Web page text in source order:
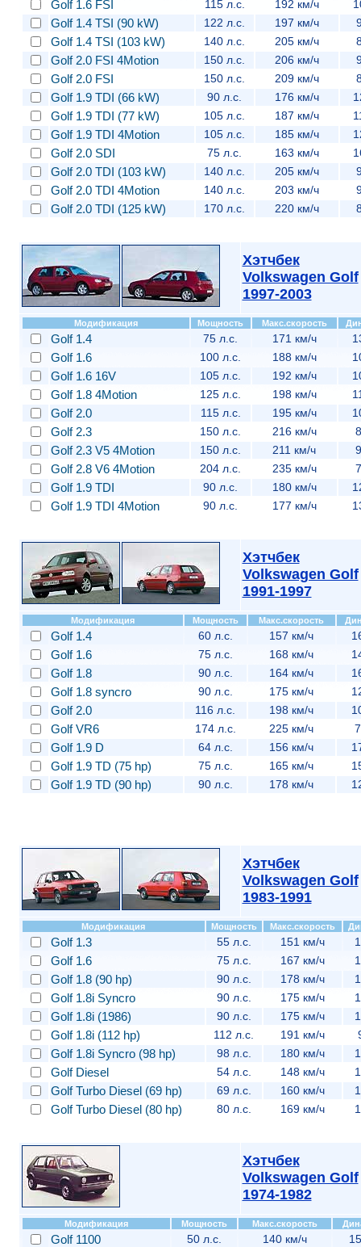
Golf 1.6 FSI 115 л.с. 192 км/ч
Golf 1.4 TSI (90 kW) 122 л.с. 197 км/ч
Golf 1.4 TSI (103 kW) 140 л.с. 205 км/ч
Golf 2.0 FSI 4Motion 150 л.с. 206 км/ч
Golf 2.0 FSI 150 л.с. 209 км/ч
Golf 1.9 TDI (66 kW) 90 л.с. 176 км/ч
Golf 1.9 TDI (77 kW) 105 л.с. 187 км/ч
Golf 1.9 TDI 4Motion 105 л.с. 185 км/ч
Golf 2.0 SDI 75 л.с. 163 км/ч
Golf 2.0 TDI (103 kW) 140 л.с. 205 км/ч
Golf 2.0 TDI 4Motion 140 л.с. 203 км/ч
Golf 2.0 TDI (125 kW) 170 л.с. 220 км/ч
Хэтчбек
Volkswagen Golf
1997-2003
Модификация Мощность Макс.скорость
Golf 1.4 75 л.с. 171 км/ч
Golf 1.6 100 л.с. 188 км/ч
Golf 1.6 16V 105 л.с. 192 км/ч
Golf 1.8 4Motion 125 л.с. 198 км/ч
Golf 2.0 115 л.с. 195 км/ч
Golf 2.3 150 л.с. 216 км/ч
Golf 2.3 V5 4Motion 150 л.с. 211 км/ч
Golf 2.8 V6 4Motion 204 л.с. 235 км/ч
Golf 1.9 TDI 90 л.с. 180 км/ч
Golf 1.9 TDI 4Motion 90 л.с. 177 км/ч
Хэтчбек
Volkswagen Golf
1991-1997
Модификация Мощность Макс.скорость
Golf 1.4 60 л.с. 157 км/ч
Golf 1.6 75 л.с. 168 км/ч
Golf 1.8 90 л.с. 164 км/ч
Golf 1.8 syncro 90 л.с. 175 км/ч
Golf 2.0 116 л.с. 198 км/ч
Golf VR6 174 л.с. 225 км/ч
Golf 1.9 D 64 л.с. 156 км/ч
Golf 1.9 TD (75 hp) 75 л.с. 165 км/ч
Golf 1.9 TD (90 hp) 90 л.с. 178 км/ч
Хэтчбек
Volkswagen Golf
1983-1991
Модификация Мощность Макс.скорость
Golf 1.3 55 л.с. 151 км/ч
Golf 1.6 75 л.с. 167 км/ч
Golf 1.8 (90 hp) 90 л.с. 178 км/ч
Golf 1.8i Syncro 90 л.с. 175 км/ч
Golf 1.8i (1986) 90 л.с. 175 км/ч
Golf 1.8i (112 hp) 112 л.с. 191 км/ч
Golf 1.8i Syncro (98 hp) 98 л.с. 180 км/ч
Golf Diesel 54 л.с. 148 км/ч
Golf Turbo Diesel (69 hp) 69 л.с. 160 км/ч
Golf Turbo Diesel (80 hp) 80 л.с. 169 км/ч
Хэтчбек
Volkswagen Golf
1974-1982
Модификация Мощность Макс.скорость
Golf 1100 50 л.с. 140 км/ч